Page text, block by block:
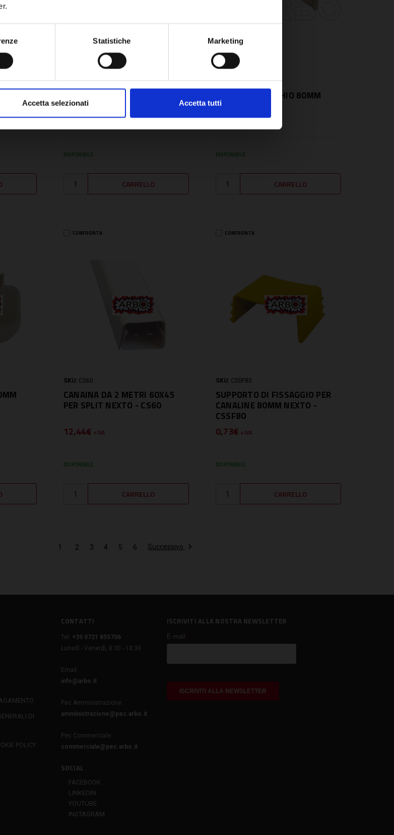
Statistiche Marketing
Accetta selezionati Accetta tutti
SKU:CSCP80
X 60 NEXTO - CSCP80
6,10€
DISPONIBILE
SKU:CSGC80
GIUNTO COPERCHIO 80MM
NEXTO - CSGC80
2,74€
DISPONIBILE
CONFRONTA
SKU: CS60
CANAINA DA 2 METRI 60X45
PER SPLIT NEXTO - CS60
12,44€ + IVA
DISPONIBILE
CONFRONTA
SKU: CSSF80
SUPPORTO DI FISSAGGIO PER
CANALINE 80MM NEXTO -
CSSF80
0,73€ + IVA
DISPONIBILE
1 2 3 4 5 6 Successivo
DI
POLICY
CONTATTI
Tel:
+39 0721 855706
Lunedì - Venerdì, 8:30 - 18:30
Email:
info@arbo.it
Pec Amministrazione:
amministrazione@pec.arbo.it
Pec Commerciale:
commerciale@pec.arbo.it
SOCIAL
FACEBOOK
LINKEDIN
YOUTUBE
INSTAGRAM
ISCRIVITI ALLA NOSTRA NEWSLETTER